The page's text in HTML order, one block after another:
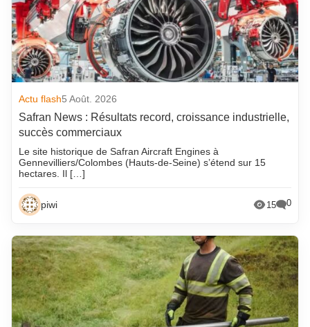
Actu flash5 Août. 2026
Safran News : Résultats record, croissance industrielle,
succès commerciaux
Le site historique de Safran Aircraft Engines à
Gennevilliers/Colombes (Hauts-de-Seine) s’étend sur 15
hectares. Il […]
piwi 15 0